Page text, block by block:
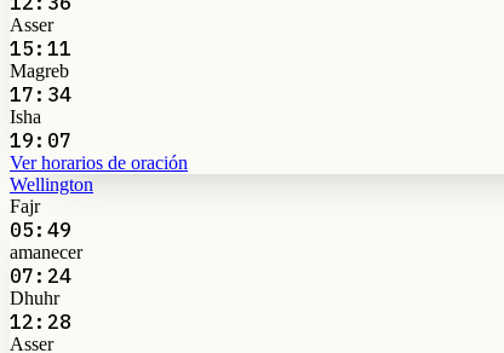
Asser
15:11
Magreb
17:34
Isha
19:07
Ver horarios de oración
Wellington
Fajr
05:49
amanecer
07:24
Dhuhr
12:28
Asser